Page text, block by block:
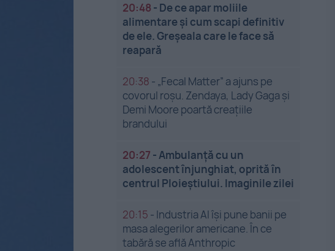
20:48 - De ce apar moliile
alimentare și cum scapi definitiv
de ele. Greșeala care le face să
reapară
20:38 - „Fecal Matter” a ajuns pe
covorul roșu. Zendaya, Lady Gaga și
Demi Moore poartă creațiile
brandului
20:27 -Ambulanță cu un
adolescent înjunghiat, oprită în
centrul Ploieștiului. Imaginile zilei
20:15 - Industria AI își pune banii pe
masa alegerilor americane. În ce
tabără se află Anthropic